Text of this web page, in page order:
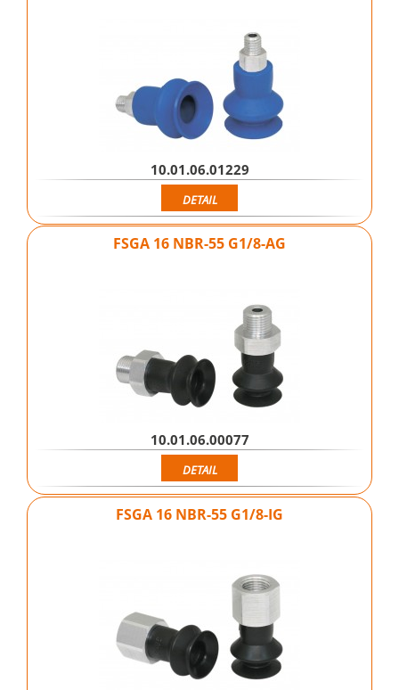
10.01.06.01229
DETAIL
FSGA 16 NBR-55 G1/8-AG
10.01.06.00077
DETAIL
FSGA 16 NBR-55 G1/8-IG